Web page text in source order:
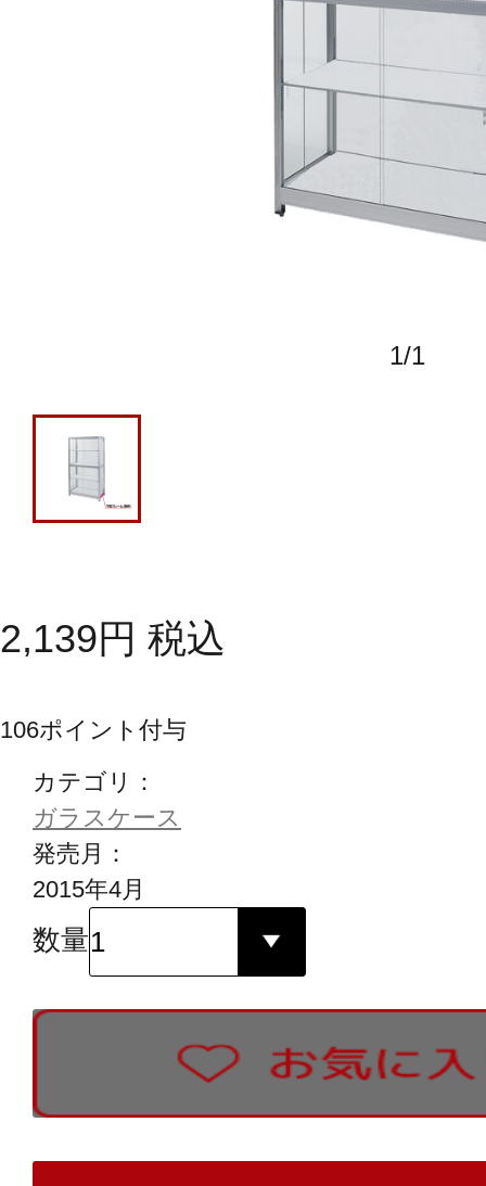
1/1
2,139円 税込
106ポイント付与
カテゴリ：
ガラスケース
発売月：
2015年4月
数量